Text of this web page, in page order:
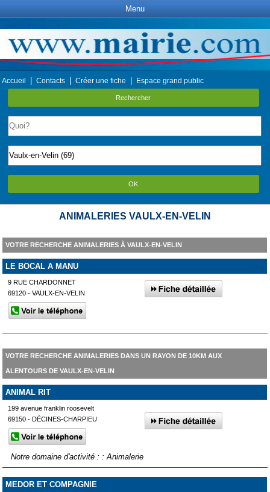
Menu
Accueil Contacts Créer une fiche Espace grand public
Rechercher
OK
ANIMALERIES VAULX-EN-VELIN
VOTRE RECHERCHE ANIMALERIES À VAULX-EN-VELIN
LE BOCAL A MANU
9 RUE CHARDONNET
69120 - VAULX-EN-VELIN
VOTRE RECHERCHE ANIMALERIES DANS UN RAYON DE 10KM AUX
ALENTOURS DE VAULX-EN-VELIN
ANIMAL RIT
199 avenue franklin roosevelt
69150 - DÉCINES-CHARPIEU
Notre domaine d'activité : : Animalerie
MEDOR ET COMPAGNIE